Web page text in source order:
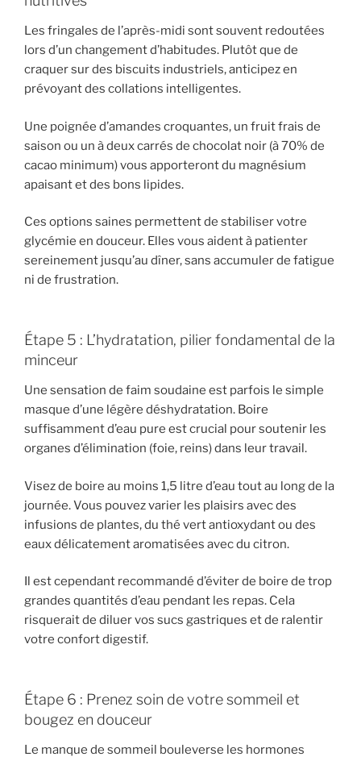
Les fringales de l’après-midi sont souvent redoutées
lors d’un changement d’habitudes. Plutôt que de
craquer sur des biscuits industriels, anticipez en
prévoyant des collations intelligentes.
Une poignée d’amandes croquantes, un fruit frais de
saison ou un à deux carrés de chocolat noir (à 70% de
cacao minimum) vous apporteront du magnésium
apaisant et des bons lipides.
Ces options saines permettent de stabiliser votre
glycémie en douceur. Elles vous aident à patienter
sereinement jusqu’au dîner, sans accumuler de fatigue
ni de frustration.
Étape 5 : L’hydratation, pilier fondamental de la
minceur
Une sensation de faim soudaine est parfois le simple
masque d’une légère déshydratation. Boire
suffisamment d’eau pure est crucial pour soutenir les
organes d’élimination (foie, reins) dans leur travail.
Visez de boire au moins 1,5 litre d’eau tout au long de la
journée. Vous pouvez varier les plaisirs avec des
infusions de plantes, du thé vert antioxydant ou des
eaux délicatement aromatisées avec du citron.
Il est cependant recommandé d’éviter de boire de trop
grandes quantités d’eau pendant les repas. Cela
risquerait de diluer vos sucs gastriques et de ralentir
votre confort digestif.
Étape 6 : Prenez soin de votre sommeil et
bougez en douceur
Le manque de sommeil bouleverse les hormones